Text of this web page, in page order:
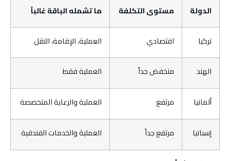
الدولة مستوى التكلفة ما تشمله الباقة غالباً
تركيا اقتصادي العملية، الإقامة، النقل
الهند منخفض جداً العملية فقط
ألمانيا مرتفع العملية والرعاية المتخصصة
إسبانيا مرتفع جداً العملية والخدمات الفندقية